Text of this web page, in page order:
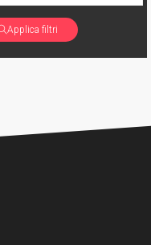
Applica filtri